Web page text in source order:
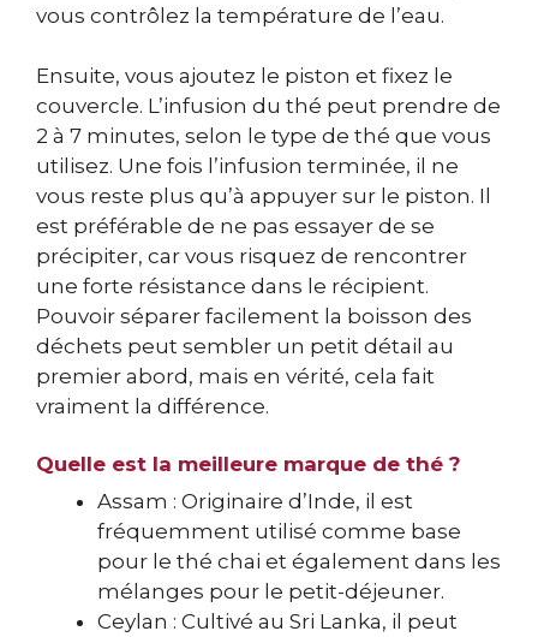
vous contrôlez la température de l’eau.
Ensuite, vous ajoutez le piston et fixez le
couvercle. L’infusion du thé peut prendre de
2 à 7 minutes, selon le type de thé que vous
utilisez. Une fois l’infusion terminée, il ne
vous reste plus qu’à appuyer sur le piston. Il
est préférable de ne pas essayer de se
précipiter, car vous risquez de rencontrer
une forte résistance dans le récipient.
Pouvoir séparer facilement la boisson des
déchets peut sembler un petit détail au
premier abord, mais en vérité, cela fait
vraiment la différence.
Quelle est la meilleure marque de thé ?
Assam : Originaire d’Inde, il est
fréquemment utilisé comme base
pour le thé chai et également dans les
mélanges pour le petit-déjeuner.
Ceylan : Cultivé au Sri Lanka, il peut